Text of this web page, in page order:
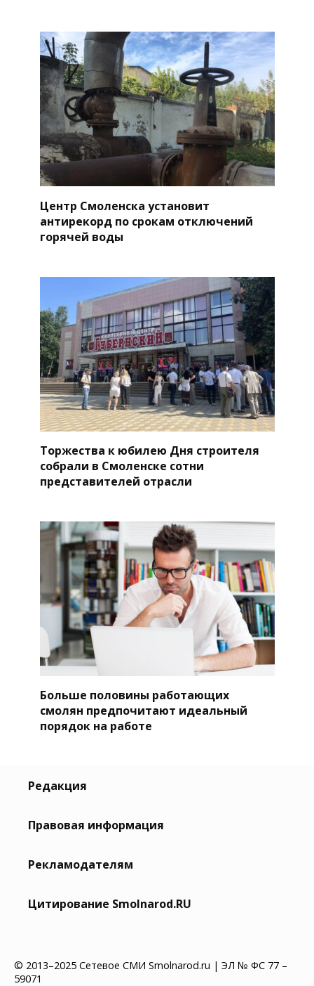
Центр Смоленска установит
антирекорд по срокам отключений
горячей воды
Торжества к юбилею Дня строителя
собрали в Смоленске сотни
представителей отрасли
Больше половины работающих
смолян предпочитают идеальный
порядок на работе
Редакция
Правовая информация
Рекламодателям
Цитирование Smolnarod.RU
© 2013–2025 Сетевое СМИ Smolnarod.ru | ЭЛ № ФС 77 –
59071